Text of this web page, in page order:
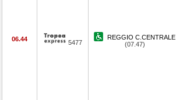
06.44 5477
REGGIO C.CENTRALE
(07.47)